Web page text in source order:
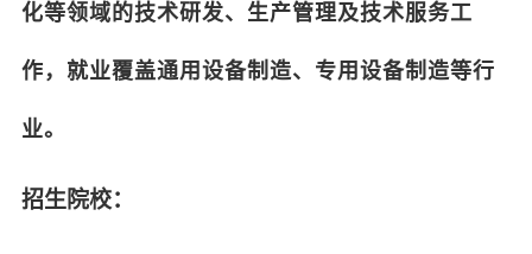
化等领域的技术研发、生产管理及技术服务工
作，就业覆盖通用设备制造、专用设备制造等行
业。
招生院校：